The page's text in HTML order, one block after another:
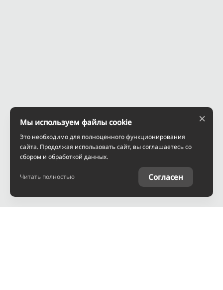
Мы используем файлы cookie
Это необходимо для полноценного функционирования
сайта. Продолжая использовать сайт, вы соглашаетесь со
сбором и обработкой данных.
Читать полностью Согласен
×